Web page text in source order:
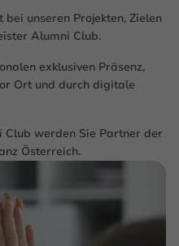
unseren Projekten, Zielen
Alumni Club.
exklusiven Präsenz,
Ort und durch digitale
werden Sie Partner der
Österreich.